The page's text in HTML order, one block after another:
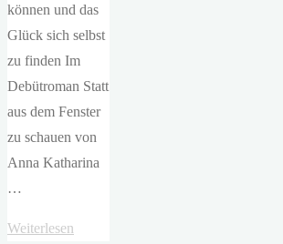
können und das
Glück sich selbst
zu finden Im
Debütroman Statt
aus dem Fenster
zu schauen von
Anna Katharina
…
Weiterlesen